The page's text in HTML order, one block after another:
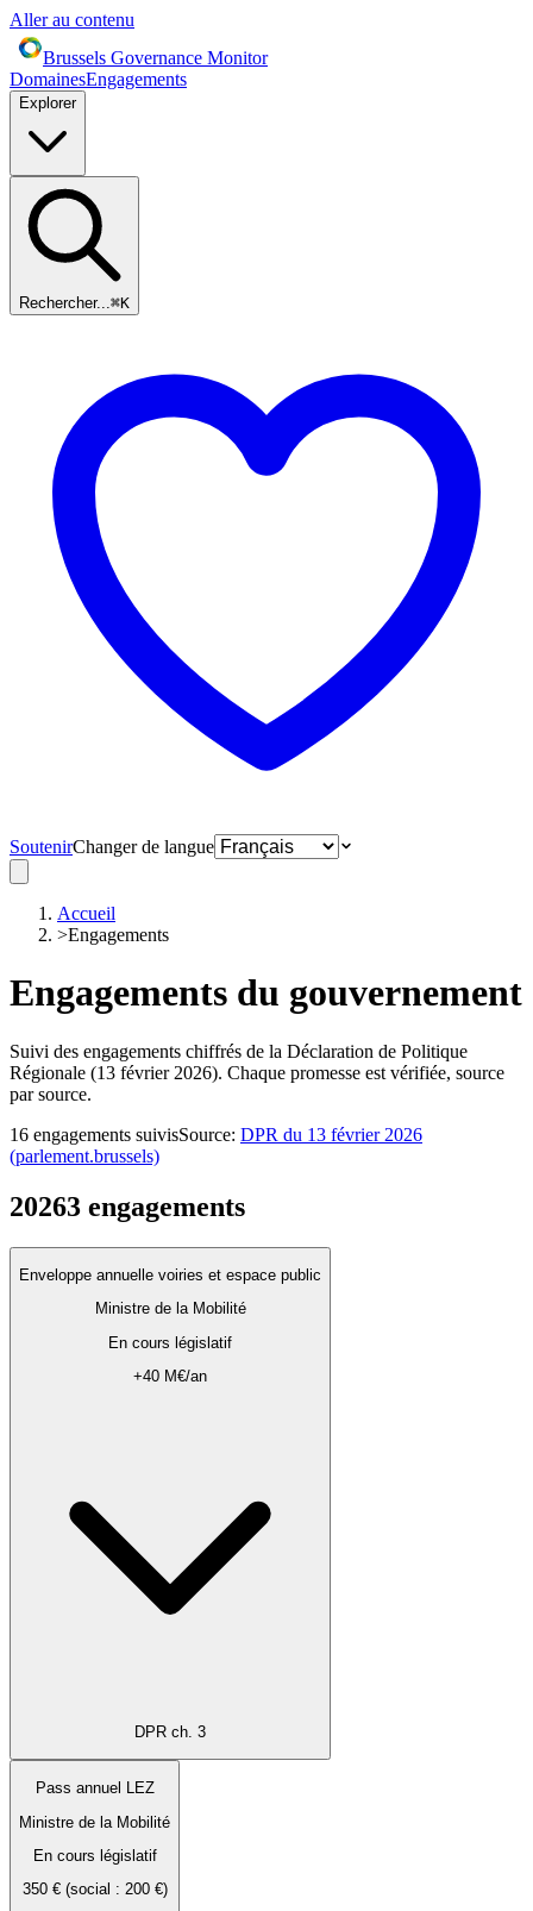
Aller au contenu
Brussels Governance Monitor
DomainesEngagements
Explorer
Rechercher...⌘K
SoutenirChanger de langue
Accueil
>Engagements
Engagements du gouvernement
Suivi des engagements chiffrés de la Déclaration de Politique
Régionale (13 février 2026). Chaque promesse est vérifiée, source
par source.
16 engagements suivisSource: DPR du 13 février 2026
(parlement.brussels)
20263 engagements
Enveloppe annuelle voiries et espace public
Ministre de la Mobilité
En cours législatif
+40 M€/an
DPR ch. 3
Pass annuel LEZ
Ministre de la Mobilité
En cours législatif
350 € (social : 200 €)